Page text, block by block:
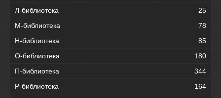
Л-библиотека
25
М-библиотека
78
Н-библиотека
85
О-библиотека
180
П-библиотека
344
Р-библиотека
164